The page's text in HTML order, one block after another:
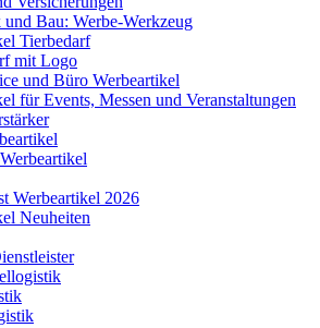
Bau: Werbe-Werkzeug
Tierbedarf
mit Logo
und Büro Werbeartikel
für Events, Messen und Veranstaltungen
Werbeartikel 2026
Neuheiten